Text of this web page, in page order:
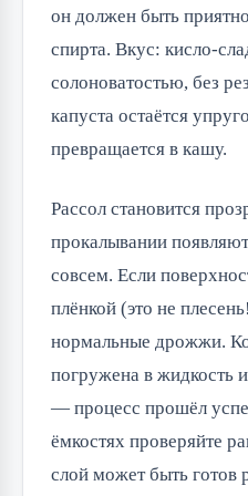
он должен быть
спирта. Вкус: кисло-
солоноватостью, без
капуста остаётся
превращается в кашу.
Рассол становится
прокалывании
совсем. Если
плёнкой (это не
нормальные дрожжи.
погружена в жидкость
— процесс прошёл
ёмкостях проверяйте
слой может быть готов